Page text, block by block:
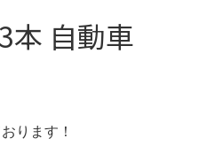
本 自動車
ります！